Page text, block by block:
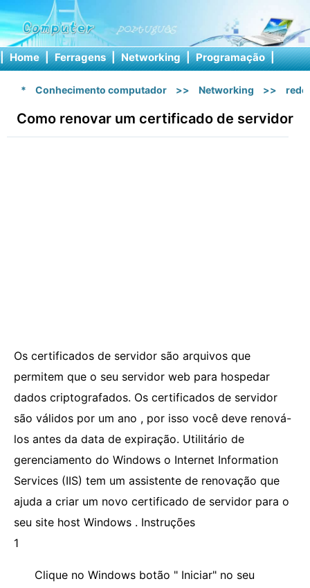
| Home | Ferragens | Networking | Programação |
* Conhecimento computador >> Networking >> rede
Como renovar um certificado de servidor
Os certificados de servidor são arquivos que
permitem que o seu servidor web para hospedar
dados criptografados. Os certificados de servidor
são válidos por um ano , por isso você deve renová-
los antes da data de expiração. Utilitário de
gerenciamento do Windows o Internet Information
Services (IIS) tem um assistente de renovação que
ajuda a criar um novo certificado de servidor para o
seu site host Windows . Instruções
1
Clique no Windows botão " Iniciar" no seu